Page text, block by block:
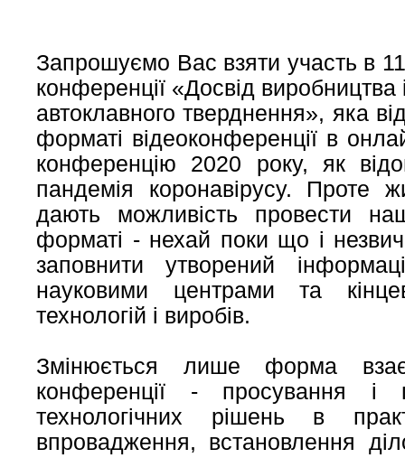
Запрошуємо Вас взяти участь в
конференції «Досвід виробництва
автоклавного тверднення», яка
форматі відеоконференції в
конференцію 2020 року, як
пандемія коронавірусу. Проте
дають можливість провести
форматі - нехай поки що і
заповнити утворений
науковими центрами та
технологій і виробів.
Змінюється лише форма
конференції - просування і
технологічних рішень в
впровадження, встановлення